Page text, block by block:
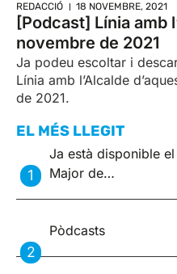
REDACCIÓ 18 NOVEMBRE, 2021
[Podcast] Línia amb
novembre de 2021
Ja podeu escoltar i
Línia amb l’Alcalde
de 2021.
EL MÉS LLEGIT
Ja està disponible
Major de…
Pòdcasts